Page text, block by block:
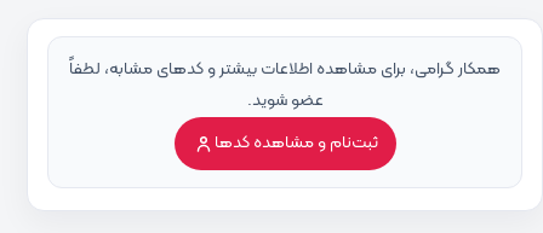
همکار گرامی، برای مشاهده اطلاعات بیشتر و کدهای مشابه، لطفاً
عضو شوید.
ثبت‌نام و مشاهده کدها